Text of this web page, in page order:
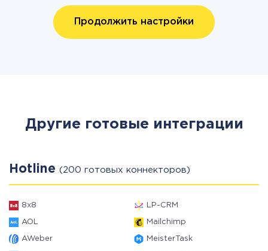
Продолжить настройки
Другие готовые интеграции
Hotline (200 готовых коннекторов)
8x8 LP-CRM
AOL Mailchimp
AWeber MeisterTask